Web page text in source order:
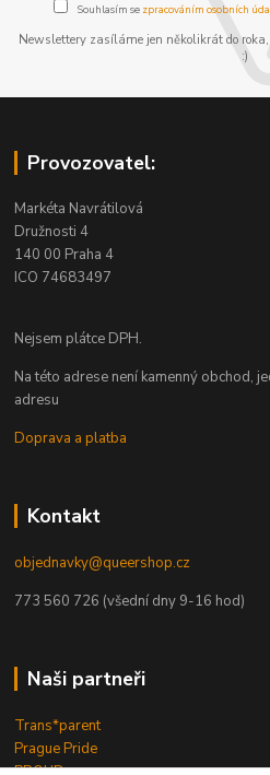
Souhlasím se zpracováním osobních
Newslettery zasíláme jen několikrát do
:)
Provozovatel:
Markéta Navrátilová
Družnosti 4
140 00 Praha 4
ICO 74683497
Nejsem plátce DPH.
Na této adrese není kamenný obchod,
adresu
Doprava a platba
Kontakt
objednavky@queershop.cz
773 560 726 (všední dny 9-16 hod)
Naši partneři
Trans*parent
Prague Pride